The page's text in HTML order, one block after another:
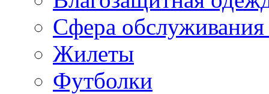
Сфера
Жилеты
Футболки